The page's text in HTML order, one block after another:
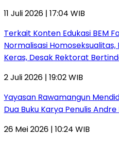
11 Juli 2026 | 17:04 WIB
Terkait Konten Edukasi BEM
Normalisasi Homoseksualitas,
Keras, Desak Rektorat
2 Juli 2026 | 19:02 WIB
Yayasan Rawamangun
Dua Buku Karya Penulis
26 Mei 2026 | 10:24 WIB